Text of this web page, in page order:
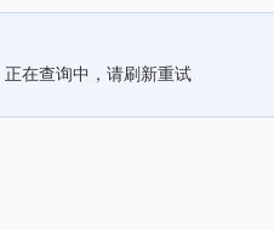
正在查询中，请刷新重试